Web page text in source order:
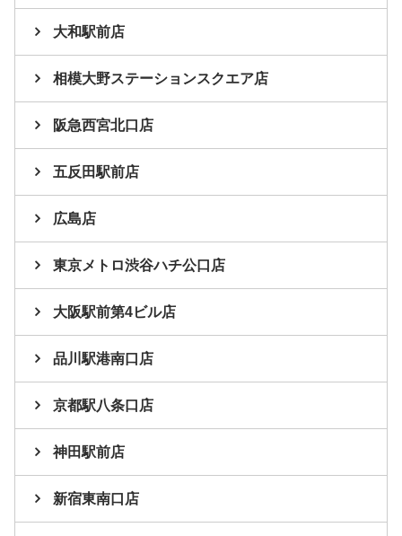
大和駅前店
相模大野ステーションスクエア店
阪急西宮北口店
五反田駅前店
広島店
東京メトロ渋谷ハチ公口店
大阪駅前第4ビル店
品川駅港南口店
京都駅八条口店
神田駅前店
新宿東南口店